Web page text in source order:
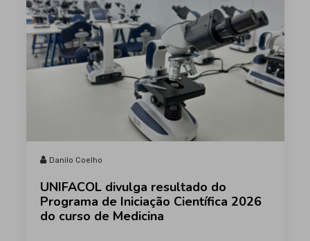
Danilo Coelho
UNIFACOL divulga resultado do
Programa de Iniciação Científica 2026
do curso de Medicina